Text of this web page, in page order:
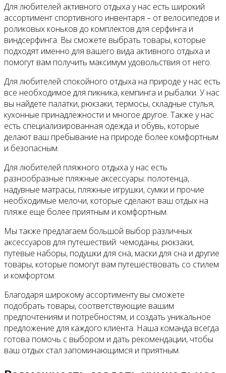
Для любителей активного отдыха у нас есть широкий
ассортимент спортивного инвентаря – от велосипедов и
роликовых коньков до комплектов для серфинга и
виндсерфинга. Вы сможете выбрать товары, которые
подходят именно для вашего вида активного отдыха и
помогут вам получить максимум удовольствия от него.
Для любителей спокойного отдыха на природе у нас есть
все необходимое для пикника, кемпинга и рыбалки. У нас
вы найдете палатки, рюкзаки, термосы, складные стулья,
кухонные принадлежности и многое другое. Также у нас
есть специализированная одежда и обувь, которые
делают ваш пребывание на природе более комфортным
и безопасным.
Для любителей пляжного отдыха у нас есть
разнообразные пляжные аксессуары: полотенца,
надувные матрасы, пляжные игрушки, сумки и прочие
необходимые мелочи, которые сделают ваш отдых на
пляже еще более приятным и комфортным.
Мы также предлагаем большой выбор различных
аксессуаров для путешествий: чемоданы, рюкзаки,
путевые наборы, подушки для сна, маски для сна и другие
товары, которые помогут вам путешествовать со стилем
и комфортом.
Благодаря широкому ассортименту вы сможете
подобрать товары, соответствующие вашим
предпочтениям и потребностям, и создать уникальное
предложение для каждого клиента. Наша команда всегда
готова помочь с выбором и дать рекомендации, чтобы
ваш отдых стал запоминающимся и приятным.